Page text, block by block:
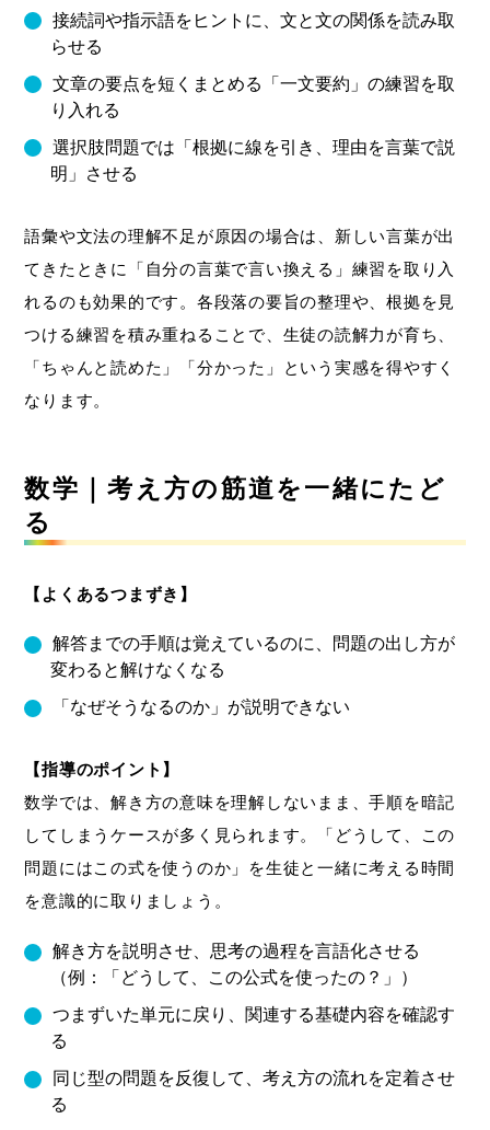
接続詞や指示語をヒントに、文と文の関係を読み取
らせる
文章の要点を短くまとめる「一文要約」の練習を取
り入れる
選択肢問題では「根拠に線を引き、理由を言葉で説
明」させる
語彙や文法の理解不足が原因の場合は、新しい言葉が出
てきたときに「自分の言葉で言い換える」練習を取り入
れるのも効果的です。各段落の要旨の整理や、根拠を見
つける練習を積み重ねることで、生徒の読解力が育ち、
「ちゃんと読めた」「分かった」という実感を得やすく
なります。
数学｜考え方の筋道を一緒にたど
る
【よくあるつまずき】
解答までの手順は覚えているのに、問題の出し方が
変わると解けなくなる
「なぜそうなるのか」が説明できない
【指導のポイント】
数学では、解き方の意味を理解しないまま、手順を暗記
してしまうケースが多く見られます。「どうして、この
問題にはこの式を使うのか」を生徒と一緒に考える時間
を意識的に取りましょう。
解き方を説明させ、思考の過程を言語化させる
（例：「どうして、この公式を使ったの？」）
つまずいた単元に戻り、関連する基礎内容を確認す
る
同じ型の問題を反復して、考え方の流れを定着させ
る